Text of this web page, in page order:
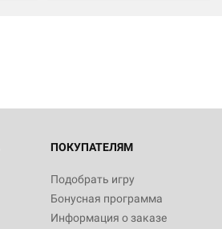
ПОКУПАТЕЛЯМ
Подобрать игру
Бонусная программа
Информация о заказе